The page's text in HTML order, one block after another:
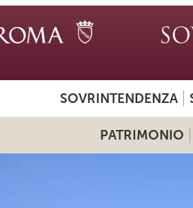
SOVRINTENDENZA
PATRIMONIO